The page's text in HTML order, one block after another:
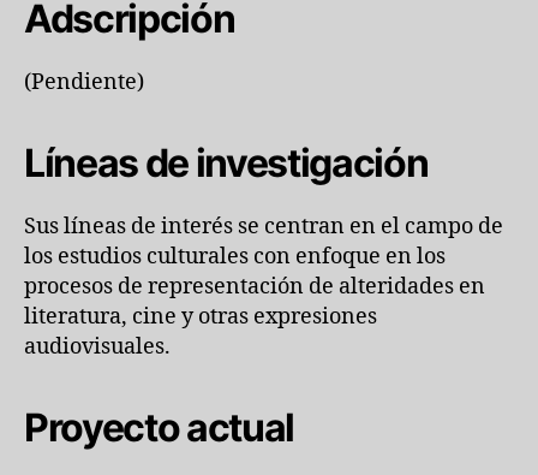
Adscripción
(Pendiente)
Líneas de investigación
Sus líneas de interés se centran en el campo de
los estudios culturales con enfoque en los
procesos de representación de alteridades en
literatura, cine y otras expresiones
audiovisuales.
Proyecto actual